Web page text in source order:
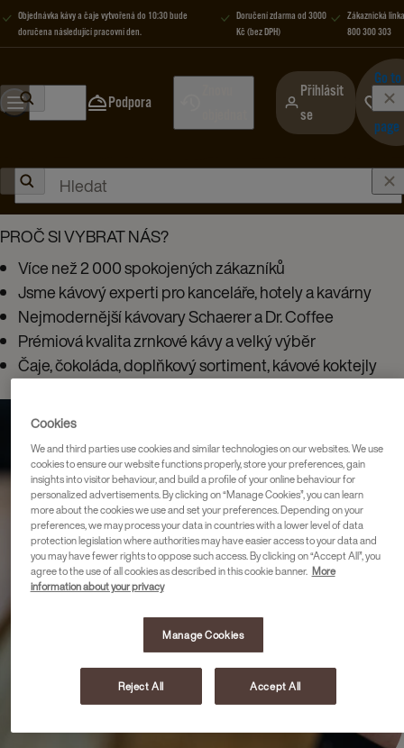
Objednávka kávy a čaje vytvořená do 10:30 bude
doručena následující pracovní den.
Doručení zdarma od 3000
Kč (bez DPH)
Zákaznická linka
800 300 303
Podpora
Přihlásit
se
Go to
page
PROČ SI VYBRAT NÁS?​
Více než 2 000 spokojených zákazníků​
Jsme kávový experti pro kanceláře, hotely a kavárny​
Nejmodernější kávovary Schaerer a Dr. Coffee​
Prémiová kvalita zrnkové kávy a velký výběr​
Čaje, čokoláda, doplňkový sortiment, kávové koktejly​
Cookies
We and third parties use cookies and similar technologies on our websites. We use
cookies to ensure our website functions properly, store your preferences, gain
insights into visitor behaviour, and build a profile of your online behaviour for
personalized advertisements. By clicking on “Manage Cookies”, you can learn
more about the cookies we use and set your preferences. Depending on your
preferences, we may process your data in countries with a lower level of data
protection legislation where authorities may have easier access to your data and
you may have fewer rights to oppose such access. By clicking on “Accept All”, you
agree to the use of all cookies as described in this cookie banner. More
information about your privacy
Manage Cookies
Reject All Accept All